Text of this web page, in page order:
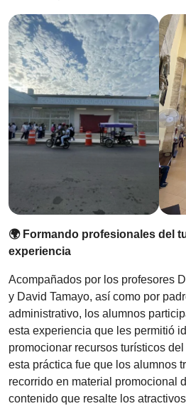
🌍 Formando profesionales del
experiencia
Acompañados por los profesores
y David Tamayo, así como por
administrativo, los alumnos
esta experiencia que les permitió
promocionar recursos turísticos
esta práctica fue que los alumnos
recorrido en material promocional
contenido que resalte los